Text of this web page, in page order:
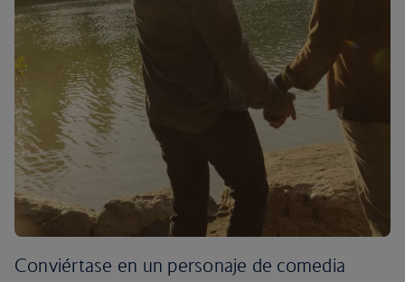
Conviértase en un personaje de comedia